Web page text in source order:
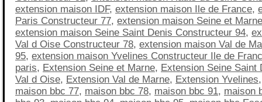
extension maison IDF, extension maison Ile de France,
Paris Constructeur 77, extension maison Seine et
extension maison Seine Saint Denis Constructeur 94,
Val d Oise Constructeur 78, extension maison Val de
95, extension maison Yvelines Constructeur Ile de
paris, Extension Seine et Marne, Extension Seine Saint
Val d Oise, Extension Val de Marne, Extension Yvelines
maison bbc 77, maison bbc 78, maison bbc 91, maison